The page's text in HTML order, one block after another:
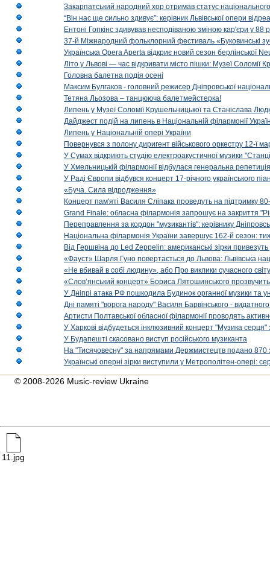
Закарпатський народний хор отримав статус національного
“Він нас ще сильно здивує”: керівник Львівської опери
Ентоні Гопкінс здивував несподіваною зміною кар'єри у 88
37-й Міжнародний фольклорний фестиваль «Буковинські
Українська Opera Aperta відкриє новий сезон берлінської
Літо у Львові — час відкривати місто пішки: Музеї Соломії
Головна балетна подія осені
Максим Булгаков - головний режисер Дніпровської
Тетяна Льозова – танцююча балетмейстерка!
Липень у Музеї Соломії Крушельницької та Станіслава
Дайджест подій на липень в Національній філармонії
Липень у Національній опері України
Повернувся з полону диригент військового оркестру 12-ї
У Сумах відкриють студію електроакустичної музики
У Хмельницькій філармонії відбулася генеральна
У Раді Європи відбувся концерт 17-річного українського
«Буча. Сила відродження»
Концерт пам'яті Василя Сліпака проведуть на підтримку
Grand Finale: обласна філармонія запрошує на закриття
Переправлення за кордон "музикантів": керівнику
Національна філармонія України завершує 162-й сезон:
Від Гершвіна до Led Zeppelin: американські зірки
«Фауст» Шарля Гуно повертається до Львова: Львівська
«Не вбивай в собі людину», або Про виклики сучасного світу
«Слов’янський концерт» Бориса Лятошинського
У Дніпрі атака РФ пошкодила Будинок органної музики та
Дні памяті "ворога народу" Василя Барвінського -
Артисти Полтавської обласної філармонії проводять
У Харкові відбудеться інклюзивний концерт "Музика
У Будапешті скасовано виступ російського музиканта
На "Тисячовесну" за напрямами Держмистецтв подано 870
Українські оперні зірки виступили у Метрополітен-опері:
© 2008-2026 Music-review Ukraine
11.jpg